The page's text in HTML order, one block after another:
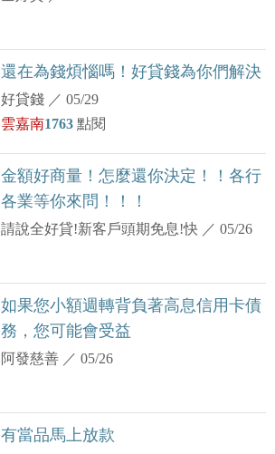
還在為錢煩惱嗎！好貸錢為你們解決
好貸錢 ／05/29
雲嘉南1763點閱
金額好商量！怎麼還你決定！！各行
各業等你來問！！！
請說全好貸!新客戶頭期免息!快 ／05/26
如果您小額週轉背負著高息信用卡債
務，您可能會受益
阿發慈善 ／05/26
有當品馬上放款